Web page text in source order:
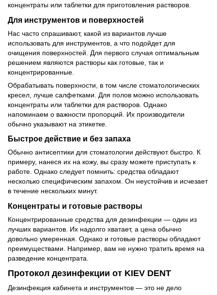
концентраты или таблетки для приготовления растворов.
Для инструментов и поверхностей
Нас часто спрашивают, какой из вариантов лучше
использовать для инструментов, а что подойдет для
очищения поверхностей. Для первого случая оптимальным
решением являются растворы как готовые, так и
концентрированные.
Обрабатывать поверхности, в том числе стоматологических
кресел, лучше салфетками. Для полов можно использовать
концентраты или таблетки для растворов. Однако
напоминаем о важности пропорций. Их производители
обычно указывают на этикетке.
Быстрое действие и без запаха
Обычно антисептики для стоматологии действуют быстро. К
примеру, нанеся их на кожу, вы сразу можете приступать к
работе. Однако следует помнить: средства обладают
несколько специфическим запахом. Он неустойчив и исчезает
в течение нескольких минут.
Концентраты и готовые растворы
Концентрированные средства для дезинфекции — один из
лучших вариантов. Их надолго хватает, а цена обычно
довольно умеренная. Однако и готовые растворы обладают
преимуществами. Например, вам не нужно тратить время на
разведение концентрата.
Протокол дезинфекции от KIEV DENT
Дезинфекция кабинета и инструментов — это не дело